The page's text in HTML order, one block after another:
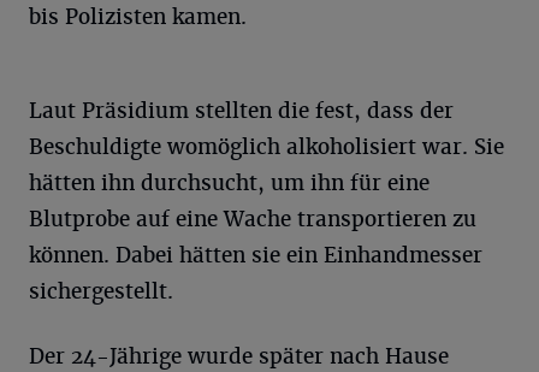
bis Polizisten kamen.
Laut Präsidium stellten die fest, dass der
Beschuldigte womöglich alkoholisiert war. Sie
hätten ihn durchsucht, um ihn für eine
Blutprobe auf eine Wache transportieren zu
können. Dabei hätten sie ein Einhandmesser
sichergestellt.
Der 24-Jährige wurde später nach Hause